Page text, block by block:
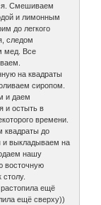
Смешиваем
и лимонным
до легкого
следом
мед. Все
на квадраты
сиропом.
и даем
и остыть в
времени.
квадраты до
и выкладываем на
нашу
восточную
столу.
ещё
ещё сверху))